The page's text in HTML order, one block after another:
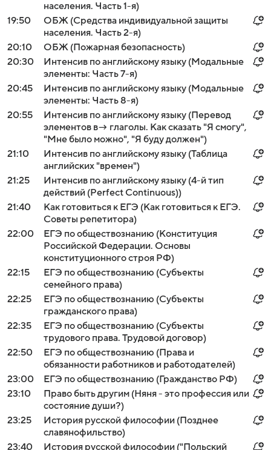
населения. Часть 1-я)
19:50
ОБЖ (Средства индивидуальной защиты
населения. Часть 2-я)
20:10
ОБЖ (Пожарная безопасность)
20:30
Интенсив по английскому языку (Модальные
элементы: Часть 7-я)
20:45
Интенсив по английскому языку (Модальные
элементы: Часть 8-я)
20:55
Интенсив по английскому языку (Перевод
элементов в→ глаголы. Как сказать "Я смогу",
"Мне было можно", "Я буду должен")
21:10
Интенсив по английскому языку (Таблица
английских "времен")
21:25
Интенсив по английскому языку (4-й тип
действий (Perfect Continuous))
21:40
Как готовиться к ЕГЭ (Как готовиться к ЕГЭ.
Советы репетитора)
22:00
ЕГЭ по обществознанию (Конституция
Российской Федерации. Основы
конституционного строя РФ)
22:15
ЕГЭ по обществознанию (Субъекты
семейного права)
22:25
ЕГЭ по обществознанию (Субъекты
гражданского права)
22:35
ЕГЭ по обществознанию (Субъекты
трудового права. Трудовой договор)
22:50
ЕГЭ по обществознанию (Права и
обязанности работников и работодателей)
23:00
ЕГЭ по обществознанию (Гражданство РФ)
23:10
Право быть другим (Няня - это профессия или
состояние души?)
23:25
История русской философии (Позднее
славянофильство)
23:40
История русской философии ("Польский